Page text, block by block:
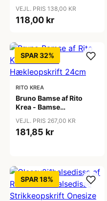
VEJL. PRIS 138,00 KR
118,00 kr
SPAR 32%
RITO KREA
Bruno Bamse af Rito
Krea - Bamse
VEJL. PRIS 267,00 KR
181,85 kr
SPAR 18%